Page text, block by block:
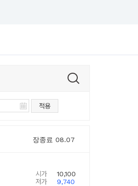
적용
장종료 08.07
시가
10,100
저가
9,740